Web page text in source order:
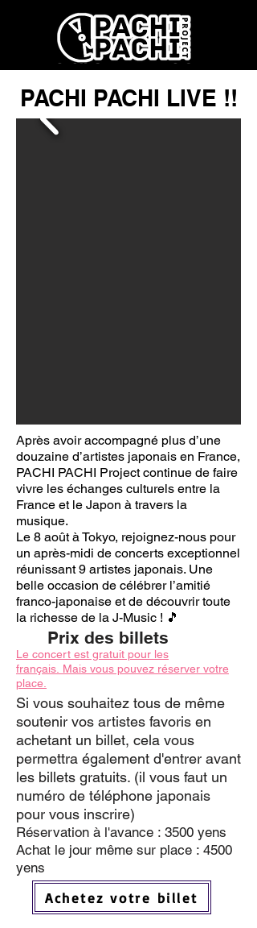
PACHI PACHI LIVE !!
Après avoir accompagné plus d’une
douzaine d’artistes japonais en France,
PACHI PACHI Project continue de faire
vivre les échanges culturels entre la
France et le Japon à travers la
musique.
Le 8 août à Tokyo, rejoignez-nous pour
un après-midi de concerts exceptionnel
réunissant 9 artistes japonais. Une
belle occasion de célébrer l’amitié
franco-japonaise et de découvrir toute
la richesse de la J-Music ! 🎵
Prix des billets
Le concert est gratuit pour les
français. Mais vous pouvez réserver votre
place.
Si vous souhaitez tous de même
soutenir vos artistes favoris en
achetant un billet, cela vous
permettra également d'entrer avant
les billets gratuits. (il vous faut un
numéro de téléphone japonais
pour vous inscrire)
Réservation à l'avance : 3500 yens
Achat le jour même sur place : 4500
yens
Achetez votre billet